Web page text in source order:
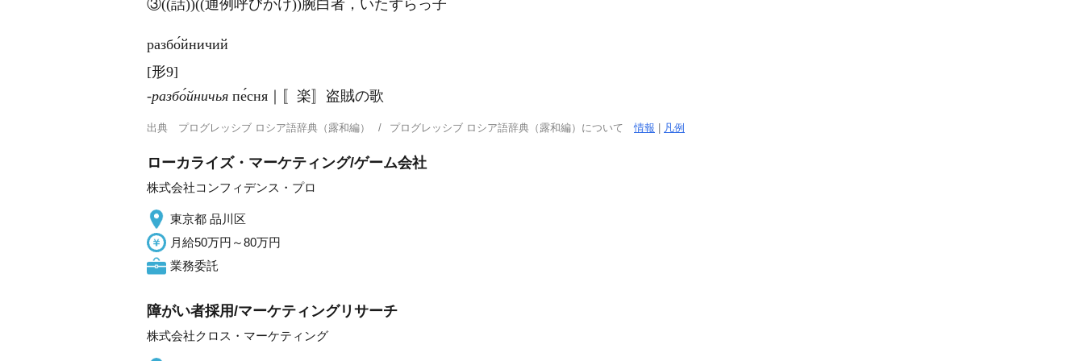
③((話))((通例呼びかけ))腕白者，いたずらっ子
разбо́йничий
[形9]
‐разбо́йничья пе́сня｜〚楽〛盗賊の歌
出典 プログレッシブ ロシア語辞典（露和編） プログレッシブ ロシア語辞典（露和編）について情報 凡例
ローカライズ・マーケティング/ゲーム会社
株式会社コンフィデンス・プロ
東京都 品川区
月給50万円～80万円
業務委託
障がい者採用/マーケティングリサーチ
株式会社クロス・マーケティング